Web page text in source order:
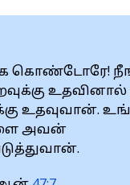
கொண்டோரே!
உதவுவான்.
அவன்